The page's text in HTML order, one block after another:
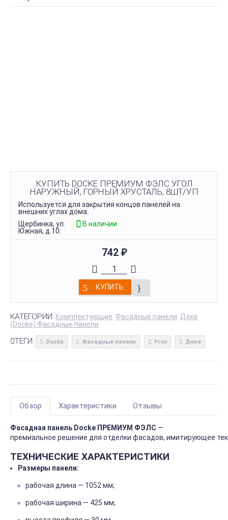
КУПИТЬ DOCKE ПРЕМИУМ ФЭЛС УГОЛ
НАРУЖНЫЙ, ГОРНЫЙ ХРУСТАЛЬ, 8ШТ/УП
Используется для закрытия концов панелей на
внешних углах дома.
Щербинка, ул.
Южная, д.10:
В наличии
742 ₽
КУПИТЬ
КАТЕГОРИИ: Комплектующие Фасадные панели Дёке
(Docke) Фасадные панели
ТЕГИ: Docke Фасадные панели Угол Деке
Обзор Характеристики Отзывы
Фасадная панель Docke ПРЕМИУМ ФЭЛС —
премиальное решение для отделки фасадов, имитирующее
ТЕХНИЧЕСКИЕ ХАРАКТЕРИСТИКИ
Размеры панели:
рабочая длина — 1052 мм;
рабочая ширина — 425 мм;